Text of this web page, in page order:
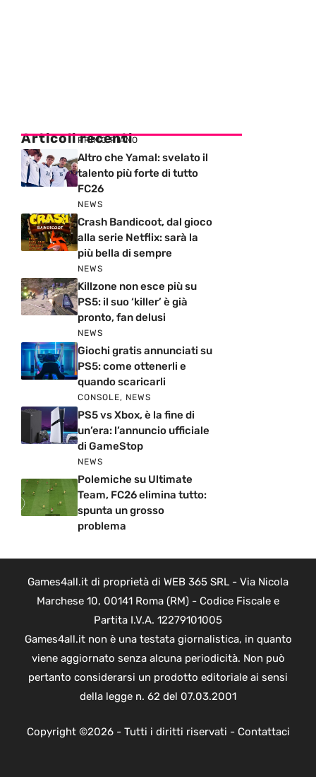
Articoli recenti
PRIMO PIANO
Altro che Yamal: svelato il
talento più forte di tutto
FC26
NEWS
Crash Bandicoot, dal gioco
alla serie Netflix: sarà la
più bella di sempre
NEWS
Killzone non esce più su
PS5: il suo ‘killer’ è già
pronto, fan delusi
NEWS
Giochi gratis annunciati su
PS5: come ottenerli e
quando scaricarli
CONSOLE, NEWS
PS5 vs Xbox, è la fine di
un’era: l’annuncio ufficiale
di GameStop
NEWS
Polemiche su Ultimate
Team, FC26 elimina tutto:
spunta un grosso
problema
Games4all.it di proprietà di WEB 365 SRL - Via Nicola
Marchese 10, 00141 Roma (RM) - Codice Fiscale e
Partita I.V.A. 12279101005
Games4all.it non è una testata giornalistica, in quanto
viene aggiornato senza alcuna periodicità. Non può
pertanto considerarsi un prodotto editoriale ai sensi
della legge n. 62 del 07.03.2001
Copyright ©2026 - Tutti i diritti riservati - Contattaci